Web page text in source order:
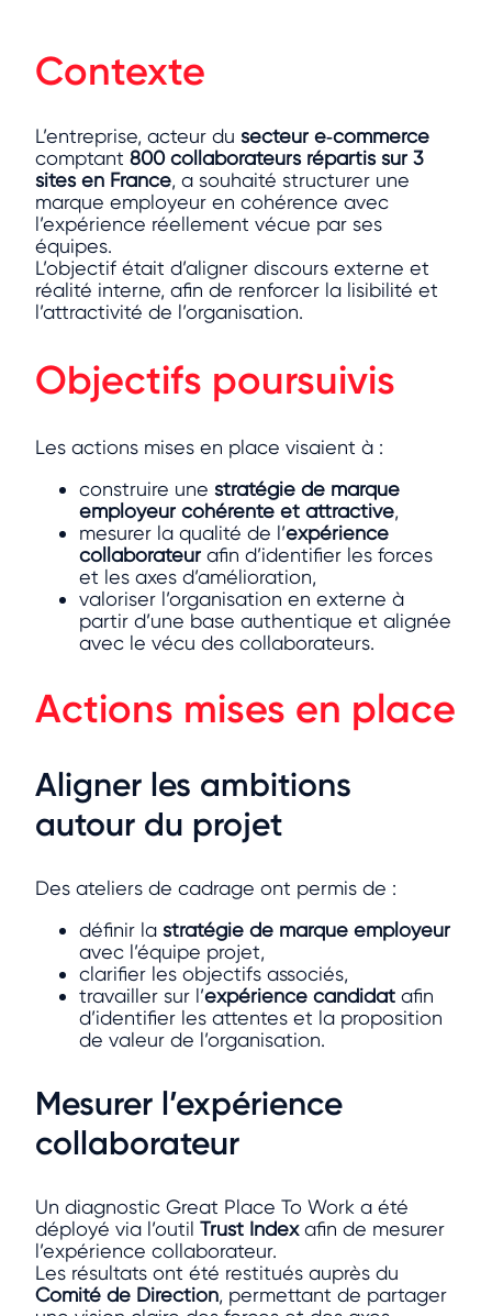
Contexte
L’entreprise, acteur du secteur e‑commerce
comptant 800 collaborateurs répartis sur 3
sites en France, a souhaité structurer une
marque employeur en cohérence avec
l’expérience réellement vécue par ses
équipes.
L’objectif était d’aligner discours externe et
réalité interne, afin de renforcer la lisibilité et
l’attractivité de l’organisation.
Objectifs poursuivis
Les actions mises en place visaient à :
construire une stratégie de marque
employeur cohérente et attractive,
mesurer la qualité de l’expérience
collaborateur afin d’identifier les forces
et les axes d’amélioration,
valoriser l’organisation en externe à
partir d’une base authentique et alignée
avec le vécu des collaborateurs.
Actions mises en place
Aligner les ambitions
autour du projet
Des ateliers de cadrage ont permis de :
définir la stratégie de marque employeur
avec l’équipe projet,
clarifier les objectifs associés,
travailler sur l’expérience candidat afin
d’identifier les attentes et la proposition
de valeur de l’organisation.
Mesurer l’expérience
collaborateur
Un diagnostic Great Place To Work a été
déployé via l’outil Trust Indexafin de mesurer
l’expérience collaborateur.
Les résultats ont été restitués auprès du
Comité de Direction, permettant de partager